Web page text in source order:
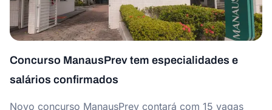
Concurso ManausPrev tem especialidades e
salários confirmados
Novo concurso ManausPrev contará com 15 vagas